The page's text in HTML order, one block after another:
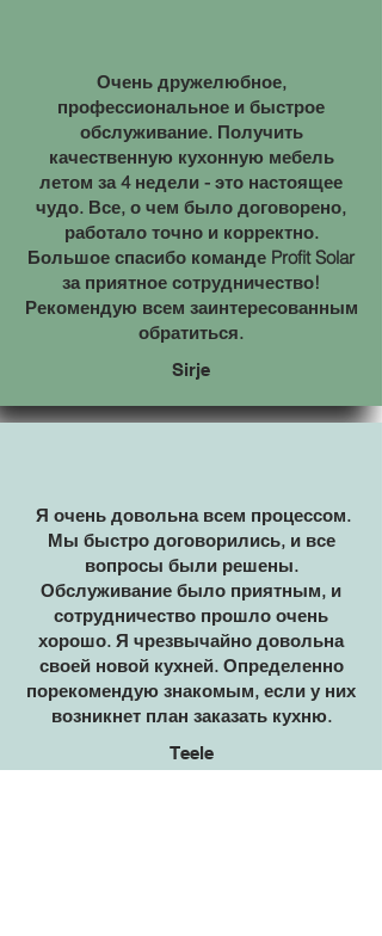
Очень дружелюбное,
профессиональное и быстрое
обслуживание. Получить
качественную кухонную мебель
летом за 4 недели - это настоящее
чудо. Все, о чем было договорено,
работало точно и корректно.
Большое спасибо команде Profit Solar
за приятное сотрудничество!
Рекомендую всем заинтересованным
обратиться.
Sirje
Я очень довольна всем процессом.
Мы быстро договорились, и все
вопросы были решены.
Обслуживание было приятным, и
сотрудничество прошло очень
хорошо. Я чрезвычайно довольна
своей новой кухней. Определенно
порекомендую знакомым, если у них
возникнет план заказать кухню.
Teele